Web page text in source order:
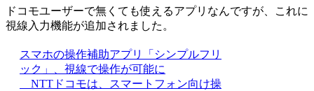
ドコモユーザーで無くても使えるアプリなんですが、これに
視線入力機能が追加されました。
スマホの操作補助アプリ「シンプルフリ
ック」、視線で操作が可能に
NTTドコモは、スマートフォン向け操